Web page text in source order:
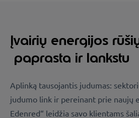
Įvairių energijos
paprasta ir lankstu
Aplinką tausojantis judumas:
judumo link ir pereinant prie naujų
Edenred“ leidžia savo klientams